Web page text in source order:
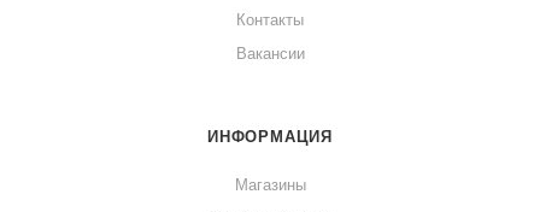
Контакты
Вакансии
ИНФОРМАЦИЯ
Магазины